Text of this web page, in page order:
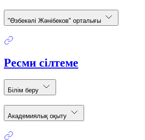
"Өзбекәлі Жәнібеков" орталығы
Ресми сілтеме
Білім беру
Академиялық оқыту